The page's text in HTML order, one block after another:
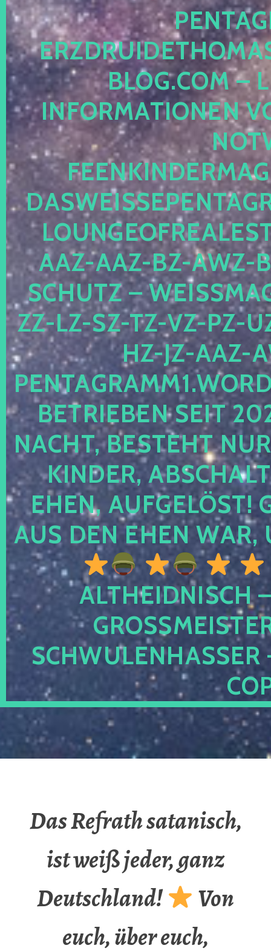
LOG.COM –
NFORMATIONEN
AZ-AAZ-BZ-AWZ-
CHUTZ –
-LZ-SZ-TZ-VZ-PZ-UZ-
-JZ-AAZ-
TRIEBEN SEIT 2024
CHT, BESTEHT NUR
NDER,
EN, AUFGELÖST!
S DEN EHEN WAR,
ALTHEIDNISCH
CHWULENHASSER
Das Refrath satanisch,
ist weiß jeder, ganz
Deutschland!
Von
euch, über euch,